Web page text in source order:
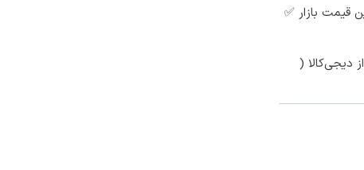
قیمت بازار ✅
دیجی‌کالا (